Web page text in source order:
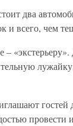
два
и всего, чем
провести